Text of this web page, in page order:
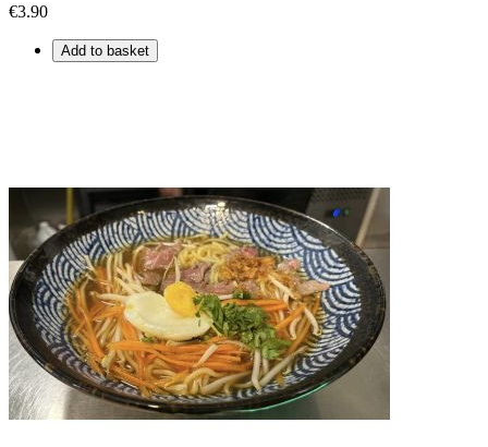
€3.90
Add to basket